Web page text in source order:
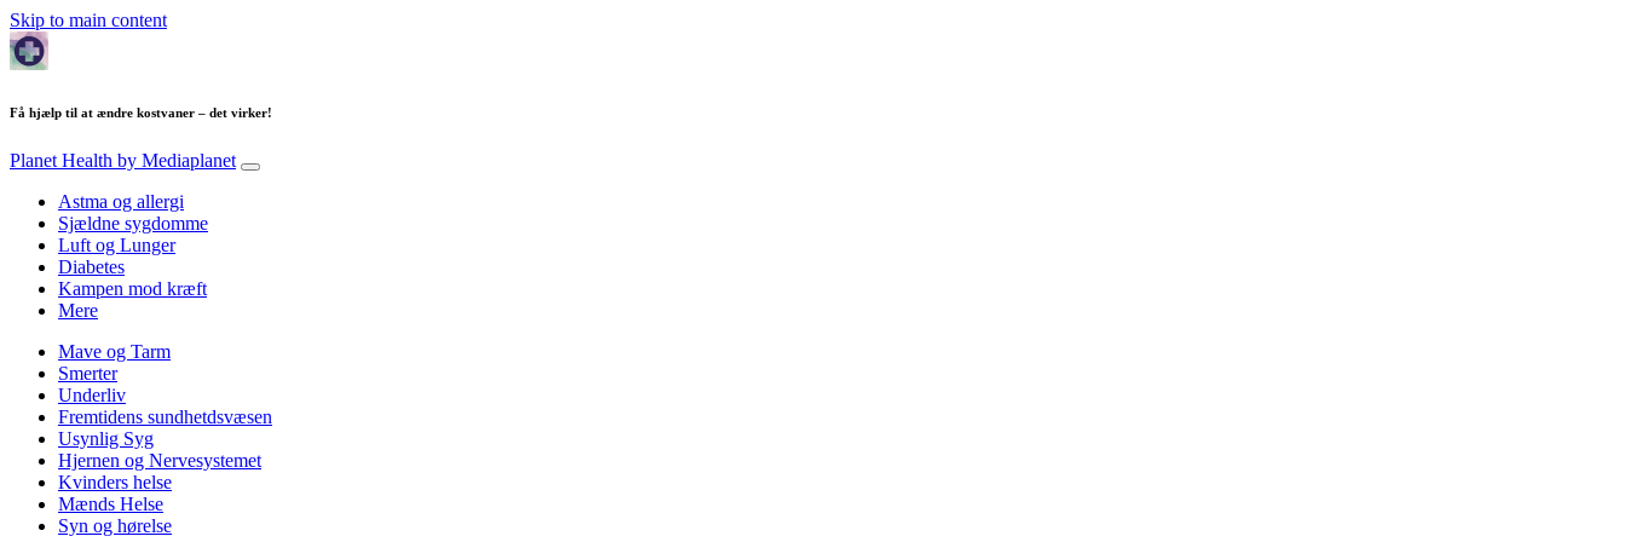
Skip to main content
Få hjælp til at ændre kostvaner – det virker!
Planet Health by Mediaplanet
Astma og allergi
Sjældne sygdomme
Luft og Lunger
Diabetes
Kampen mod kræft
Mere
Mave og Tarm
Smerter
Underliv
Fremtidens sundhetdsvæsen
Usynlig Syg
Hjernen og Nervesystemet
Kvinders helse
Mænds Helse
Syn og hørelse